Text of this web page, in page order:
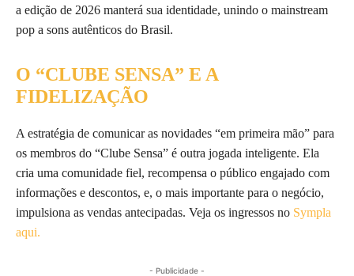
a edição de 2026 manterá sua identidade, unindo o mainstream
pop a sons autênticos do Brasil.
O “CLUBE SENSA” E A
FIDELIZAÇÃO
A estratégia de comunicar as novidades “em primeira mão” para
os membros do “Clube Sensa” é outra jogada inteligente. Ela
cria uma comunidade fiel, recompensa o público engajado com
informações e descontos, e, o mais importante para o negócio,
impulsiona as vendas antecipadas. Veja os ingressos no Sympla
aqui.
- Publicidade -